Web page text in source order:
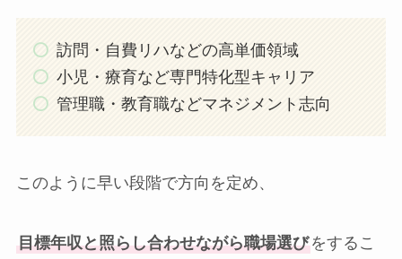
訪問・自費リハなどの高単価領域
小児・療育など専門特化型キャリア
管理職・教育職などマネジメント志向
このように早い段階で方向を定め、
目標年収と照らし合わせながら職場選びをするこ